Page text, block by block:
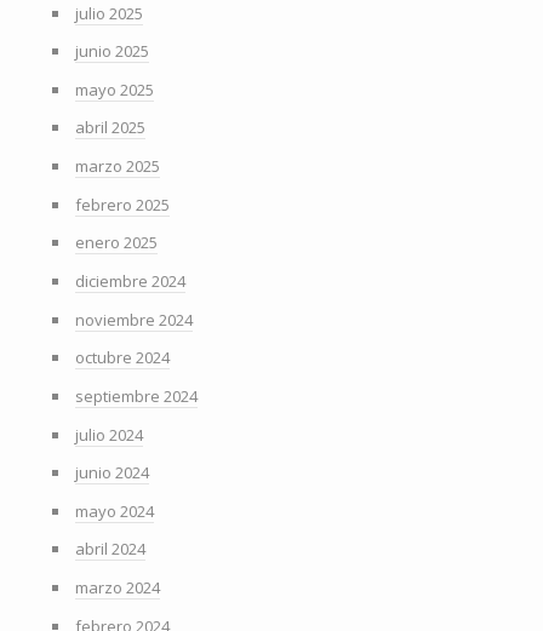
julio 2025
junio 2025
mayo 2025
abril 2025
marzo 2025
febrero 2025
enero 2025
diciembre 2024
noviembre 2024
octubre 2024
septiembre 2024
julio 2024
junio 2024
mayo 2024
abril 2024
marzo 2024
febrero 2024